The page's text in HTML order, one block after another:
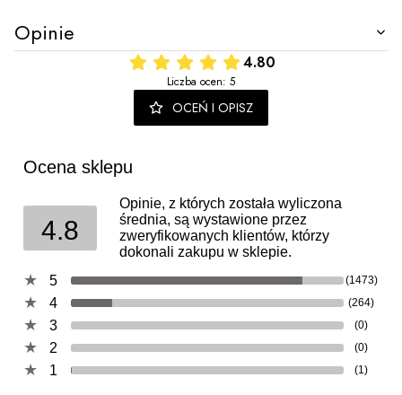
Opinie
4.80
Liczba ocen: 5
OCEŃ I OPISZ
Ocena sklepu
4.8
Opinie, z których została wyliczona
średnia, są wystawione przez
zweryfikowanych klientów, którzy
dokonali zakupu w sklepie.
5
(1473)
4 (264)
3 (0)
2 (0)
1 (1)